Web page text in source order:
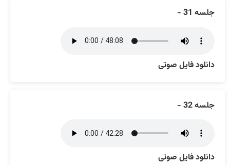
جلسه 31 -
دانلود فایل صوتی
جلسه 32 -
دانلود فایل صوتی